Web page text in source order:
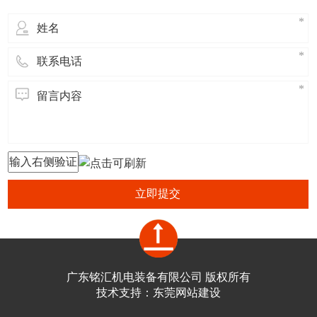
立即提交
广东铭汇机电装备有限公司 版权所有
技术支持： 东莞网站建设